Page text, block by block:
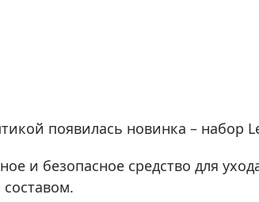
Карты,
появилась новинка – набор
и безопасное средство для